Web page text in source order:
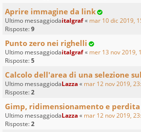
Aprire immagine da link
Ultimo messaggiodaitalgraf« mar 10 dic 2019,
Risposte:9
Punto zero nei righelli
Ultimo messaggiodaitalgraf« mer 13 nov 2019,
Risposte:5
Calcolo dell'area di una selezione
Ultimo messaggiodaLazza« mar 12 nov 2019,
Risposte:2
Gimp, ridimensionamento e
Ultimo messaggiodaLazza« mar 12 nov 2019,
Risposte:2